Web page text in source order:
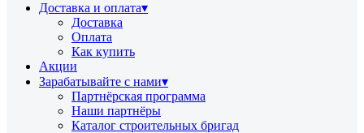
Доставка и оплата▾
Доставка
Оплата
Как купить
Акции
Зарабатывайте с нами▾
Партнёрская программа
Наши партнёры
Каталог строительных бригад